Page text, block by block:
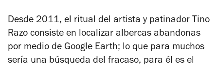
Desde 2011, el ritual del artista y patinador Tino
Razo consiste en localizar albercas abandonas
por medio de Google Earth; lo que para muchos
sería una búsqueda del fracaso, para él es el